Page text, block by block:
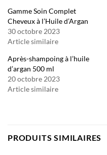
Gamme Soin Complet
Cheveux à l’Huile d’Argan
30 octobre 2023
Article similaire
Après-shampoing à l’huile
d’argan 500 ml
20 octobre 2023
Article similaire
PRODUITS SIMILAIRES